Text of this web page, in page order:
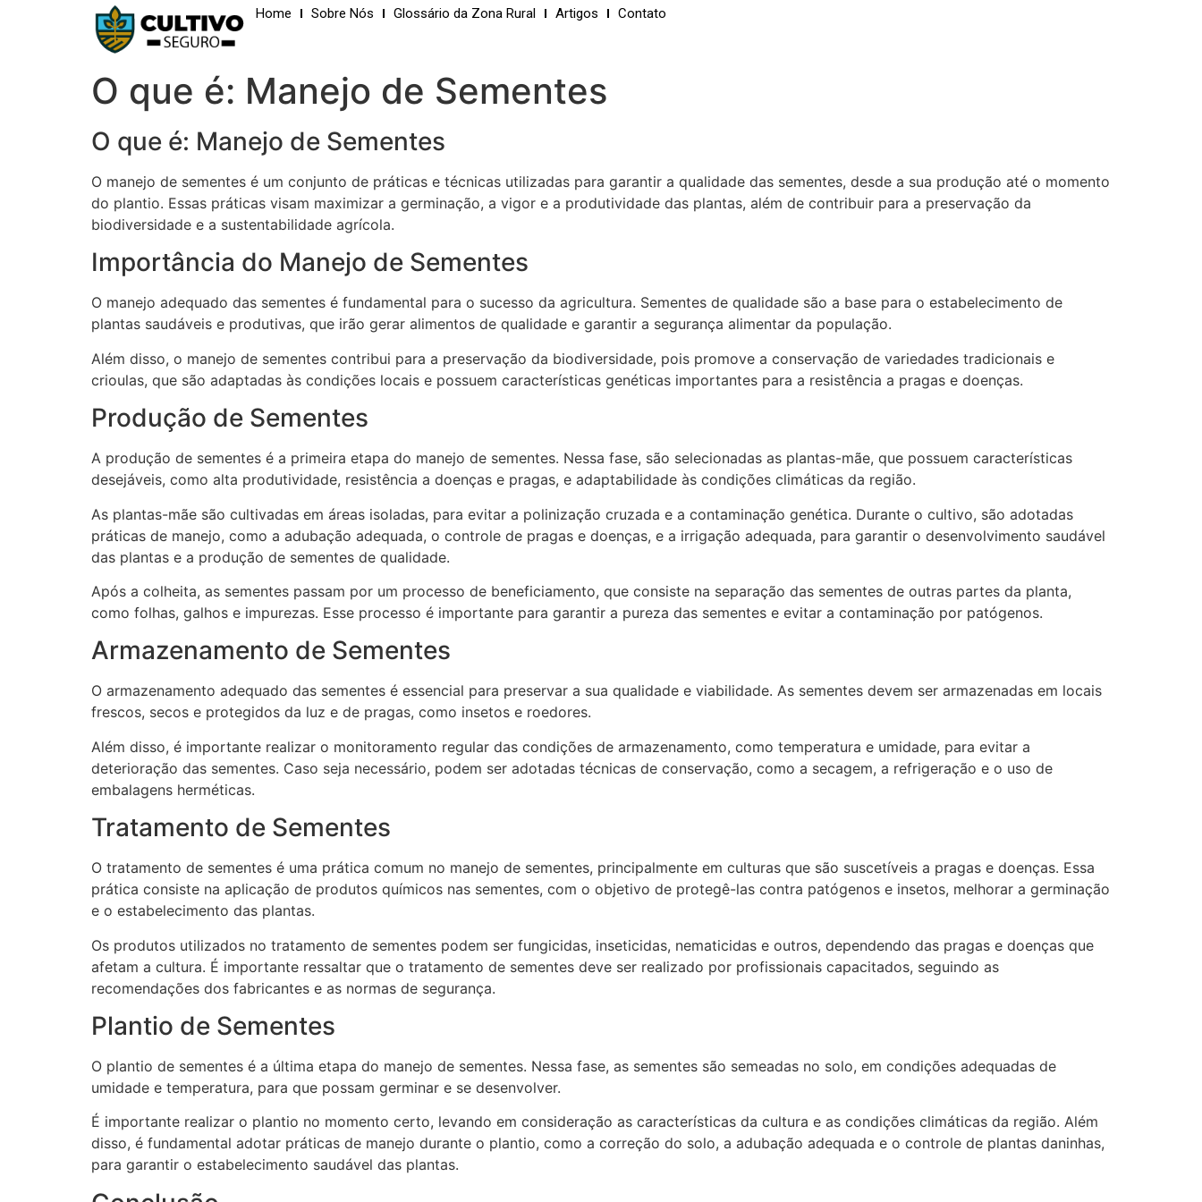
Home Sobre Nós Glossário da Zona Rural Artigos Contato
O que é: Manejo de Sementes
O que é: Manejo de Sementes
O manejo de sementes é um conjunto de práticas e técnicas utilizadas para garantir a qualidade das sementes, desde a sua produção até o momento
do plantio. Essas práticas visam maximizar a germinação, a vigor e a produtividade das plantas, além de contribuir para a preservação da
biodiversidade e a sustentabilidade agrícola.
Importância do Manejo de Sementes
O manejo adequado das sementes é fundamental para o sucesso da agricultura. Sementes de qualidade são a base para o estabelecimento de
plantas saudáveis e produtivas, que irão gerar alimentos de qualidade e garantir a segurança alimentar da população.
Além disso, o manejo de sementes contribui para a preservação da biodiversidade, pois promove a conservação de variedades tradicionais e
crioulas, que são adaptadas às condições locais e possuem características genéticas importantes para a resistência a pragas e doenças.
Produção de Sementes
A produção de sementes é a primeira etapa do manejo de sementes. Nessa fase, são selecionadas as plantas-mãe, que possuem características
desejáveis, como alta produtividade, resistência a doenças e pragas, e adaptabilidade às condições climáticas da região.
As plantas-mãe são cultivadas em áreas isoladas, para evitar a polinização cruzada e a contaminação genética. Durante o cultivo, são adotadas
práticas de manejo, como a adubação adequada, o controle de pragas e doenças, e a irrigação adequada, para garantir o desenvolvimento saudável
das plantas e a produção de sementes de qualidade.
Após a colheita, as sementes passam por um processo de beneficiamento, que consiste na separação das sementes de outras partes da planta,
como folhas, galhos e impurezas. Esse processo é importante para garantir a pureza das sementes e evitar a contaminação por patógenos.
Armazenamento de Sementes
O armazenamento adequado das sementes é essencial para preservar a sua qualidade e viabilidade. As sementes devem ser armazenadas em locais
frescos, secos e protegidos da luz e de pragas, como insetos e roedores.
Além disso, é importante realizar o monitoramento regular das condições de armazenamento, como temperatura e umidade, para evitar a
deterioração das sementes. Caso seja necessário, podem ser adotadas técnicas de conservação, como a secagem, a refrigeração e o uso de
embalagens herméticas.
Tratamento de Sementes
O tratamento de sementes é uma prática comum no manejo de sementes, principalmente em culturas que são suscetíveis a pragas e doenças. Essa
prática consiste na aplicação de produtos químicos nas sementes, com o objetivo de protegê-las contra patógenos e insetos, melhorar a germinação
e o estabelecimento das plantas.
Os produtos utilizados no tratamento de sementes podem ser fungicidas, inseticidas, nematicidas e outros, dependendo das pragas e doenças que
afetam a cultura. É importante ressaltar que o tratamento de sementes deve ser realizado por profissionais capacitados, seguindo as
recomendações dos fabricantes e as normas de segurança.
Plantio de Sementes
O plantio de sementes é a última etapa do manejo de sementes. Nessa fase, as sementes são semeadas no solo, em condições adequadas de
umidade e temperatura, para que possam germinar e se desenvolver.
É importante realizar o plantio no momento certo, levando em consideração as características da cultura e as condições climáticas da região. Além
disso, é fundamental adotar práticas de manejo durante o plantio, como a correção do solo, a adubação adequada e o controle de plantas daninhas,
para garantir o estabelecimento saudável das plantas.